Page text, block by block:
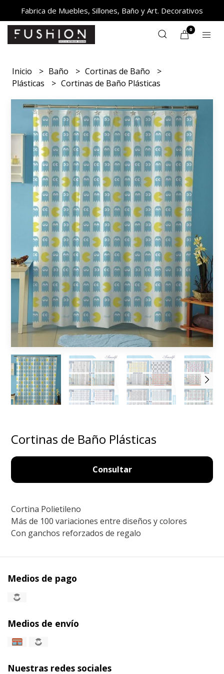
Fabrica de Muebles, Sillones, Baño y Art. Decorativos
0
Inicio Baño
Cortinas de Baño
Plásticas
Cortinas de Baño Plásticas
Cortinas de Baño Plásticas
Consultar
Cortina Polietileno
Más de 100 variaciones entre diseños y colores
Con ganchos reforzados de regalo
Medios de pago
Medios de envío
Nuestras redes sociales